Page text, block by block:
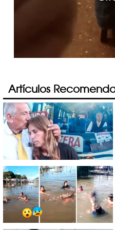
Artículos